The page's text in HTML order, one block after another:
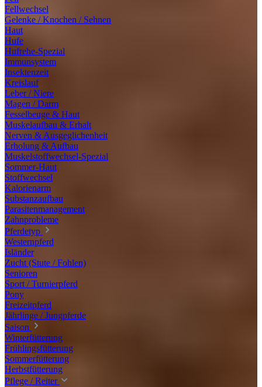
Fellwechsel
Gelenke / Knochen / Sehnen
Haut
Hufe
Hufrehe-Spezial
Immunsystem
Insektenzeit
Kreislauf
Leber / Niere
Magen / Darm
Fesselbeuge & Haut
Muskelaufbau & Erhalt
Nerven & Ausgeglichenheit
Erholung & Aufbau
Muskelstoffwechsel-Spezial
Sommer-Haut
Stoffwechsel
Kalorienarm
Substanzaufbau
Parasitenmanagement
Zahnprobleme
Pferdetyp
Westernpferd
Isländer
Zucht (Stute / Fohlen)
Senioren
Sport / Turnierpferd
Pony
Freizeitpferd
Jährlinge / Jungpferde
Saison
Winterfütterung
Frühlingsfütterung
Sommerfütterung
Herbstfütterung
Pflege / Reiter